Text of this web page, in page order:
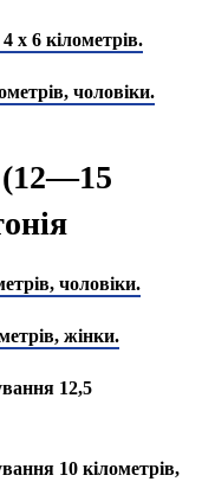
х 6 кілометрів.
чоловіки.
(12—15
чоловіки.
жінки.
12,5
10 кілометрів,